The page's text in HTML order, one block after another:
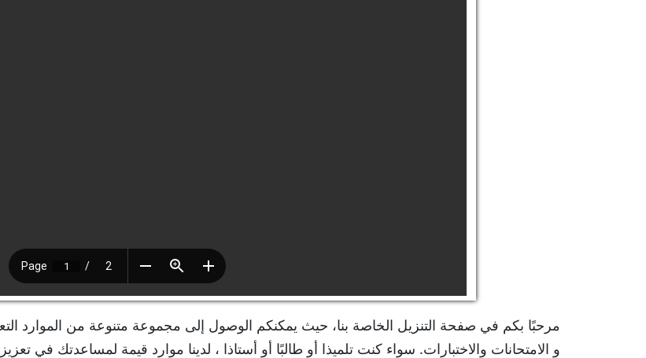
مرحبًا بكم في صفحة التنزيل الخاصة بنا، حيث يمكنكم الوصول إلى مجموعة متنوعة من الموارد
و الامتحانات والاختبارات. سواء كنت تلميذا أو طالبًا أو أستاذا ، لدينا موارد قيمة لمساعدتك في